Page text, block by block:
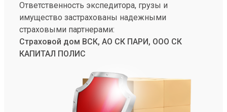
Ответственность экспедитора, грузы и
имущество застрахованы надежными
страховыми партнерами:
Страховой дом ВСК, АО СК ПАРИ, ООО СК
КАПИТАЛ ПОЛИС